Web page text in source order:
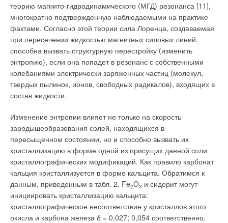
теорию магнито-гидродинамического (МГД) резонанса [11],
многократно подтвержденную наблюдаемыми на практике
фактами. Согласно этой теории сила Лоренца, создаваемая
при пересечении жидкостью магнитных силовых линий,
способна вызвать структурную перестройку (изменить
энтропию), если она попадет в резонанс с собственными
колебаниями электрически заряженных частиц (молекул,
твердых пылинок, ионов, свободных радикалов), входящих в
состав жидкости.
Изменение энтропии влияет не только на скорость
зародышеобразования солей, находящихся в
пересыщенном состоянии, но и способно вызвать их
кристаллизацию в форме одной из присущих данной соли
кристаллографических модификаций. Как правило карбонат
кальция кристаллизуется в форме кальцита. Обратимся к
данным, приведенным в табл. 2. Fe2O3 и сидерит могут
инициировать кристаллизацию кальцита:
кристаллографическое несоответствие у кристаллов этого
окисла и карбона железа δ = 0,027; 0,054 соответственно.